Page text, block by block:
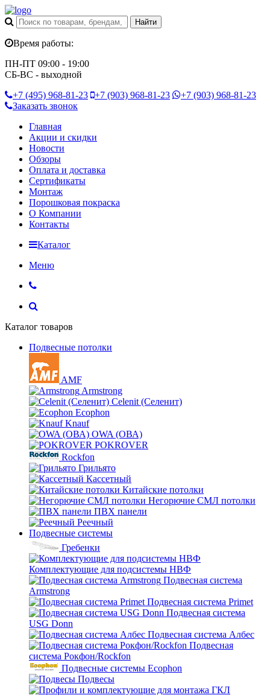
Время работы:
ПН-ПТ 09:00 - 19:00
СБ-ВС - выходной
+7 (495) 968-81-23 +7 (903) 968-81-23 +7 (903) 968-81-23
Заказать звонок
Главная
Акции и скидки
Новости
Обзоры
Оплата и доставка
Сертификаты
Монтаж
Порошковая покраска
О Компании
Контакты
Каталог
Меню
Каталог товаров
Подвесные потолки
AMF
Armstrong
Celenit (Селенит)
Ecophon
Knauf
OWA (ОВА)
POKROVER
Rockfon
Грильято
Кассетный
Китайские потолки
Негорючие СМЛ потолки
ПВХ панели
Реечный
Подвесные системы
Гребенки
Комплектующие для подсистемы НВФ
Подвесная система
Armstrong
Подвесная система Primet
Подвесная система
USG Donn
Подвесная система Албес
Подвесная
система Рокфон/Rockfon
Подвесные системы Ecophon
Подвесы